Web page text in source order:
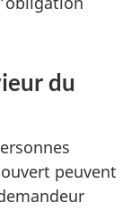
du
peuvent